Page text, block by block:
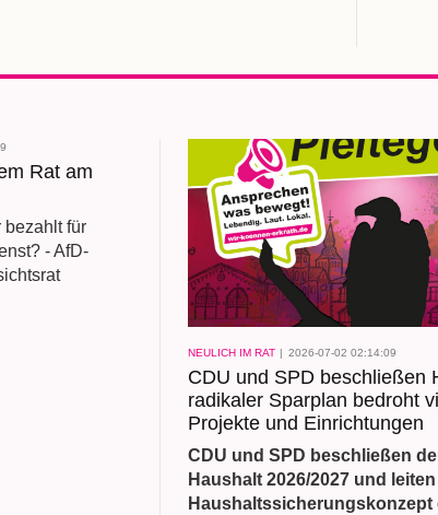
Rat am
bezahlt für
- AfD-
NEULICH IM RAT 2026-07-02 02:14:09
CDU und SPD beschließen
radikaler Sparplan bedroht
Projekte und Einrichtungen
CDU und SPD beschließen
Haushalt 2026/2027 und
Haushaltssicherungskonzept